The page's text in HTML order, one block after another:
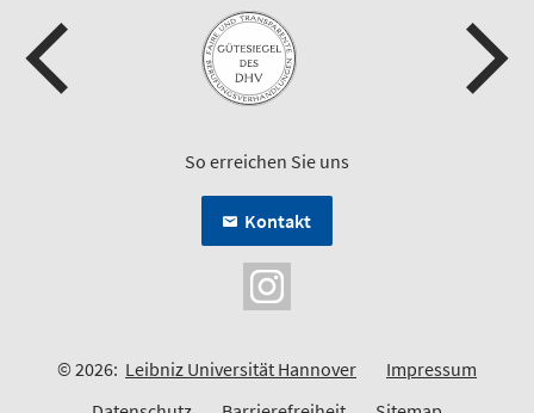
So erreichen Sie uns
Kontakt
© 2026: Leibniz Universität Hannover
Impressum